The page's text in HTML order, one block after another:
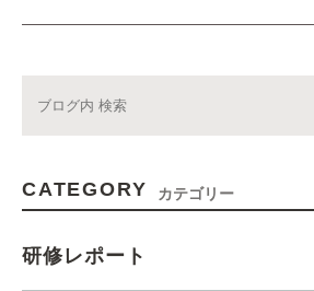
CATEGORY カテゴリー
研修レポート